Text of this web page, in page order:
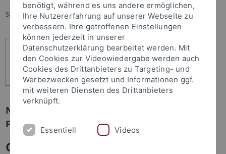
Sie sind hier: Startseite ... 5
Newsletter Uni Tübingen aktuell Nr. 3/2024:
Forschung
Globale Herausforderungen und
benötigt, während es uns andere ermöglichen,
Ihre Nutzererfahrung auf unserer Webseite zu
verbessern. Ihre getroffenen Einstellungen
können jederzeit in unserer
Datenschutzerklärung bearbeitet werden. Mit
den Cookies zur Videowiedergabe werden auch
Cookies des Drittanbieters zu Targeting- und
Werbezwecken gesetzt und Informationen ggf.
mit weiteren Diensten des Drittanbieters
verknüpft.
Essentiell Videos